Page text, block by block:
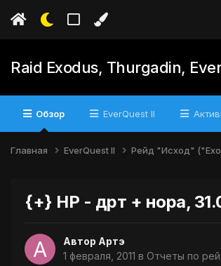
Raid Exodus, Thurgadin,
Обзор EverQuest II
Главная EverQuest II Рейд "Исход"
{+} НР - дрт + нора,
Автор Артэ
1 февраля, 2011 в Отчеты по